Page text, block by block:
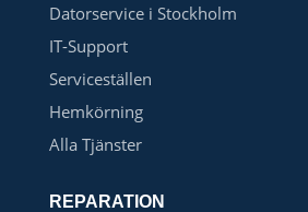
Datorservice i Stockholm
IT-Support
Serviceställen
Hemkörning
Alla Tjänster
REPARATION